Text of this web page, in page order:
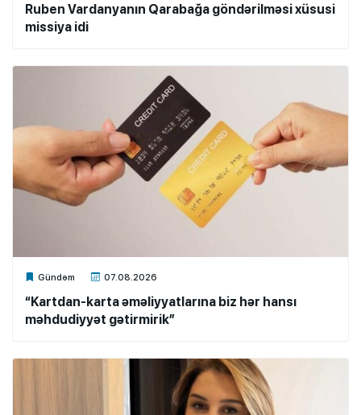
Ruben Vardanyanın Qarabağa göndərilməsi xüsusi
missiya idi
Gündəm 07.08.2026
Xalq.Online
“Kartdan-karta əməliyyatlarına biz hər hansı
məhdudiyyət gətirmirik”